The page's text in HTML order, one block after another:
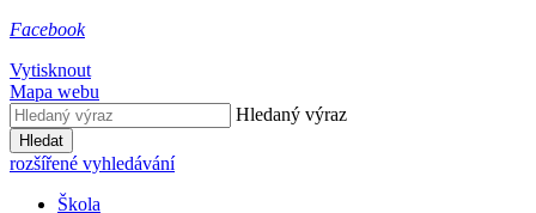
Facebook
Vytisknout
Mapa webu
Hledaný výraz
Hledat
rozšířené vyhledávání
Škola